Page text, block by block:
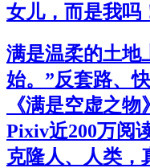
女儿，而是我吗
满是温柔的土地
始。”反套路、
《满是空虚之
Pixiv近200万阅
克隆人、人类，